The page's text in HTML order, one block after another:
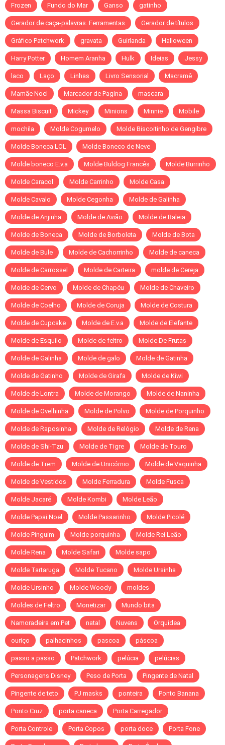
Frozen Fundo do Mar Ganso gatinho
Gerador de caça-palavras. Ferramentas Gerador de títulos
Gráfico Patchwork gravata Guirlanda Halloween
Harry Potter Homem Aranha Hulk Ideias Jessy
laco Laço Linhas Livro Sensorial Macramê
Mamãe Noel Marcador de Pagina mascara
Massa Biscuit Mickey Minions Minnie Mobile
mochila Molde Cogumelo Molde Biscoitinho de Gengibre
Molde Boneca LOL Molde Boneco de Neve
Molde boneco E.v.a Molde Buldog Francês Molde Burrinho
Molde Caracol Molde Carrinho Molde Casa
Molde Cavalo Molde Cegonha Molde de Galinha
Molde de Anjinha Molde de Avião Molde de Baleia
Molde de Boneca Molde de Borboleta Molde de Bota
Molde de Bule Molde de Cachorrinho Molde de caneca
Molde de Carrossel Molde de Carteira molde de Cereja
Molde de Cervo Molde de Chapéu Molde de Chaveiro
Molde de Coelho Molde de Coruja Molde de Costura
Molde de Cupcake Molde de E.v.a Molde de Elefante
Molde de Esquilo Molde de feltro Molde De Frutas
Molde de Galinha Molde de galo Molde de Gatinha
Molde de Gatinho Molde de Girafa Molde de Kiwi
Molde de Lontra Molde de Morango Molde de Naninha
Molde de Ovelhinha Molde de Polvo Molde de Porquinho
Molde de Raposinha Molde de Relógio Molde de Rena
Molde de Shi-Tzu Molde de Tigre Molde de Touro
Molde de Trem Molde de Unicórnio Molde de Vaquinha
Molde de Vestidos Molde Ferradura Molde Fusca
Molde Jacaré Molde Kombi Molde Leão
Molde Papai Noel Molde Passarinho Molde Picolé
Molde Pinguim Molde porquinha Molde Rei Leão
Molde Rena Molde Safari Molde sapo
Molde Tartaruga Molde Tucano Molde Ursinha
Molde Ursinho Molde Woody moldes
Moldes de Feltro Monetizar Mundo bita
Namoradeira em Pet natal Nuvens Orquidea
ouriço palhacinhos pascoa páscoa
passo a passo Patchwork pelúcia pelúcias
Personagens Disney Peso de Porta Pingente de Natal
Pingente de teto PJ masks ponteira Ponto Banana
Ponto Cruz porta caneca Porta Carregador
Porta Controle Porta Copos porta doce Porta Fone